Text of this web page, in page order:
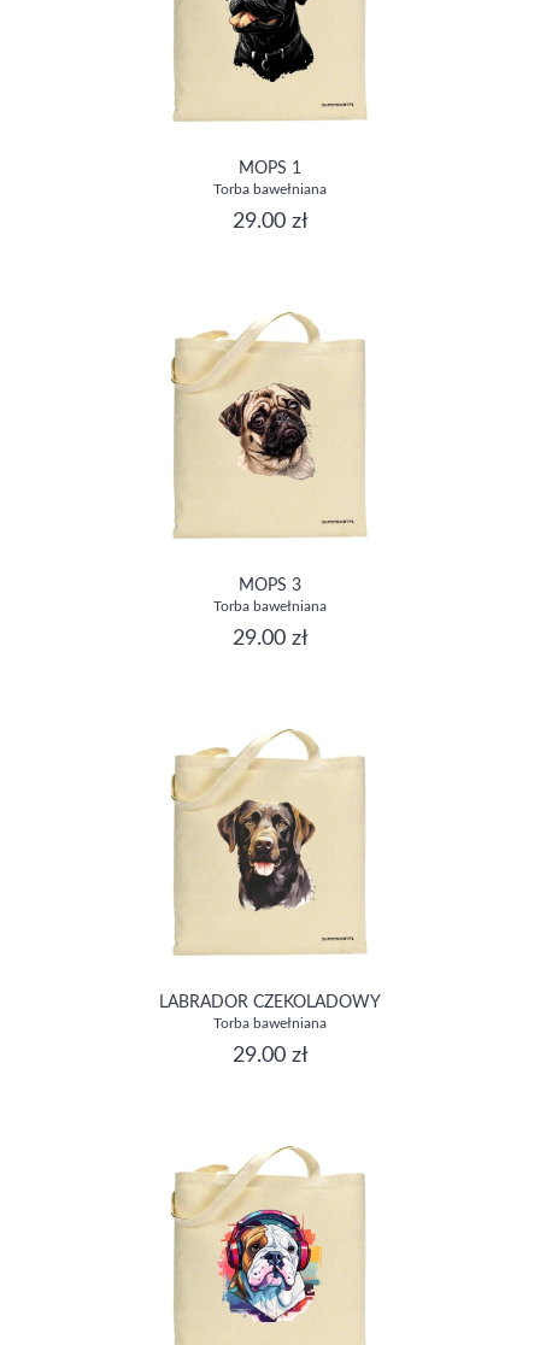
MOPS 1
Torba bawełniana
29.00 zł
MOPS 3
Torba bawełniana
29.00 zł
LABRADOR CZEKOLADOWY
Torba bawełniana
29.00 zł